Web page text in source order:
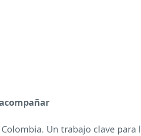
Colombia. Un trabajo clave